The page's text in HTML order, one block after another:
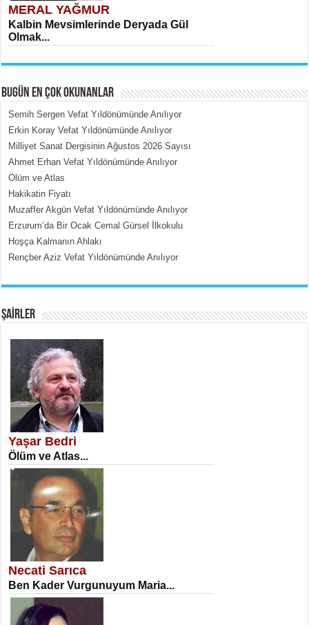
MERAL YAĞMUR
Kalbin Mevsimlerinde Deryada Gül
Olmak...
MEHMET ÇOBAN
İçerdeki Put Dışardaki Maskeler...
SATILMIŞ ÜMİT ÇETİNKAYA
Erkenlik...
NECLA DİLEK ARSLAN
Öğretmenler Günü Mahkemesi...
BUGÜN EN ÇOK OKUNANLAR
Semih Sergen Vefat Yıldönümünde Anılıyor
Erkin Koray Vefat Yıldönümünde Anılıyor
Milliyet Sanat Dergisinin Ağustos 2026 Sayısı
Ahmet Erhan Vefat Yıldönümünde Anılıyor
Ölüm ve Atlas
Hakikatin Fiyatı
Muzaffer Akgün Vefat Yıldönümünde Anılıyor
Erzurum’da Bir Ocak Cemal Gürsel İlkokulu
Hoşça Kalmanın Ahlakı
Rençber Aziz Vefat Yıldönümünde Anılıyor
ŞAİRLER
Yaşar Bedri
Ölüm ve Atlas...
Necati Sarıca
Ben Kader Vurgunuyum Maria...